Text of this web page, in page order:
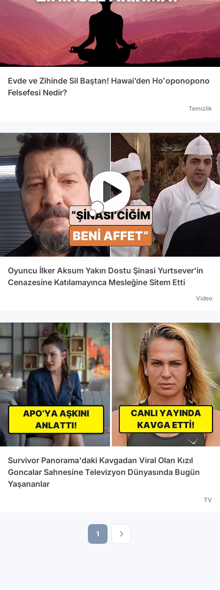
Evde ve Zihinde Sil Baştan! Hawai’den Hoʻoponopono
Felsefesi Nedir?
Temizlik
Oyuncu İlker Aksum Yakın Dostu Şinasi Yurtsever'in
Cenazesine Katılamayınca Mesleğine Sitem Etti
Video
Survivor Panorama'daki Kavgadan Viral Olan Kızıl
Goncalar Sahnesine Televizyon Dünyasında Bugün
Yaşananlar
TV
1